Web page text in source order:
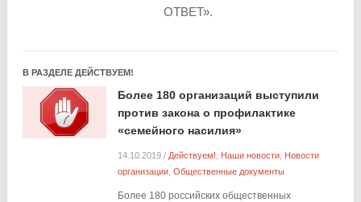
ОТВЕТ».
В РАЗДЕЛЕ ДЕЙСТВУЕМ!
Более 180 организаций выступили
против закона о профилактике
«семейного насилия»
14.10.2019/ Действуем! Наши новости, Новости
организации, Общественные документы
Более 180 российских общественных